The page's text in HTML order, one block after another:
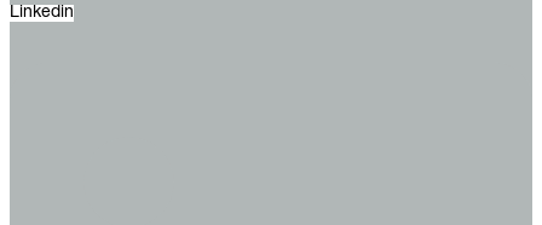
Linkedin